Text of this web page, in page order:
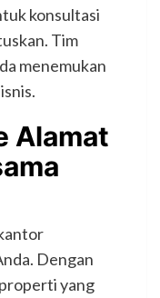
konsultasi
Tim
menemukan
Alamat
Dengan
yang